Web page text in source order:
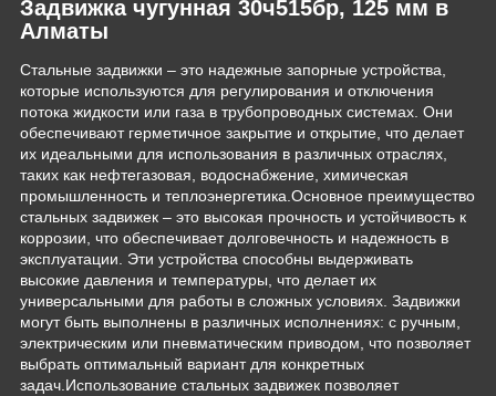
Задвижка чугунная 30ч515бр, 125 мм в
Алматы
Стальные задвижки – это надежные запорные устройства,
которые используются для регулирования и отключения
потока жидкости или газа в трубопроводных системах. Они
обеспечивают герметичное закрытие и открытие, что делает
их идеальными для использования в различных отраслях,
таких как нефтегазовая, водоснабжение, химическая
промышленность и теплоэнергетика.Основное преимущество
стальных задвижек – это высокая прочность и устойчивость к
коррозии, что обеспечивает долговечность и надежность в
эксплуатации. Эти устройства способны выдерживать
высокие давления и температуры, что делает их
универсальными для работы в сложных условиях. Задвижки
могут быть выполнены в различных исполнениях: с ручным,
электрическим или пневматическим приводом, что позволяет
выбрать оптимальный вариант для конкретных
задач.Использование стальных задвижек позволяет